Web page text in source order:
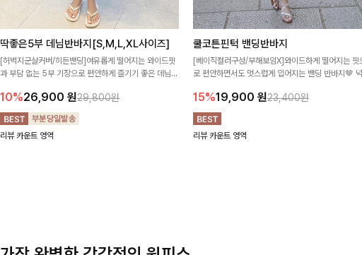
딱좋은5부 데님반바지[S,M,L,XL사이즈]
[허벅지군살커버/히든밴딩]여유롭게 떨어지는 와이드핏
과 부담 없는 5부 기장으로 편안하게 즐기기 좋은 데님
디한 무드로 연출
10%26,900 원29,800원
리뷰 카운트 영역
쿨코튼핀턱 밴딩반바지
[베이직컬러구성/부해보임X]와이드하게 떨어지는 핏
로 편안하면서도 멋스럽게 입어지는 밴딩 반바지🤎
높게 즐겨지는 아이템!
15%19,900 원23,400원
리뷰 카운트 영역